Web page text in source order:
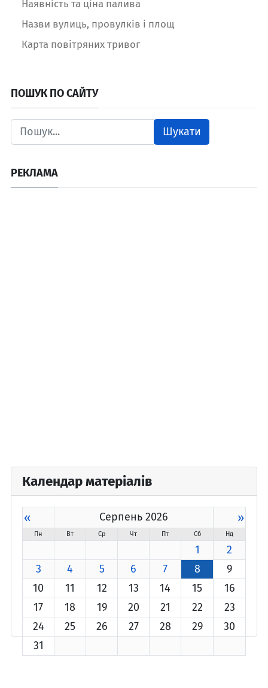
Наявність та ціна палива
Назви вулиць, провулків і площ
Карта повітряних тривог
ПОШУК ПО САЙТУ
Шукати
РЕКЛАМА
Календар матеріалів
« Серпень 2026 »
Пн Вт Ср Чт Пт Сб Нд
1
2
3
4 5 6 7 8
9
10
11 12 13 14 15
16
17
18 19 20 21 22
23
24
25 26 27 28 29
30
31